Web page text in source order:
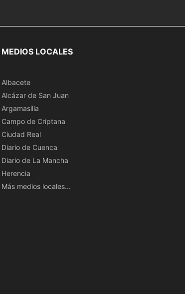
MEDIOS LOCALES
Albacete
Alcázar de San Juan
Argamasilla
Campo de Criptana
Ciudad Real
Diario de Cuenca
Diario de La Mancha
Herencia
Más medios locales...